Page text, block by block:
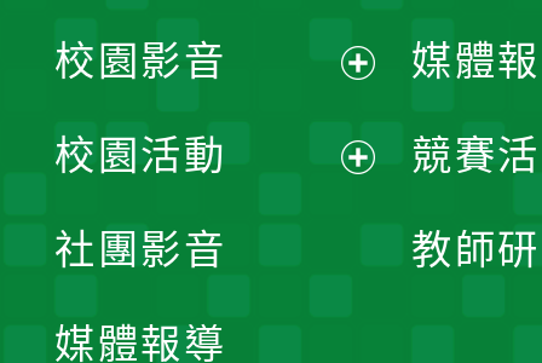
媒體
競賽
教師
校園影音
開
校園活動
社團影音
媒體報導